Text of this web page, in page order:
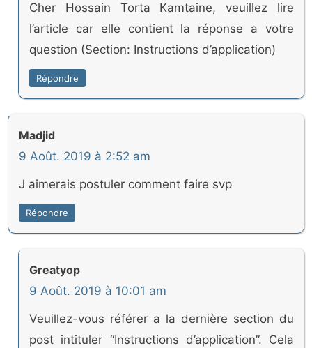
Cher Hossain Torta Kamtaine, veuillez lire
l’article car elle contient la réponse a votre
question (Section: Instructions d’application)
Répondre
Madjid
9 Août. 2019 à 2:52 am
J aimerais postuler comment faire svp
Répondre
Greatyop
9 Août. 2019 à 10:01 am
Veuillez-vous référer a la dernière section du
post intituler “Instructions d’application”. Cela